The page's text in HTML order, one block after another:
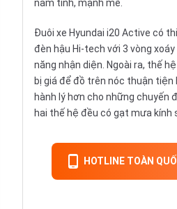
nam tính, mạnh mẽ.
Đuôi xe Hyundai i20 Active có
đèn hậu Hi-tech với 3 vòng
năng nhận diện. Ngoài ra, thế
bị giá để đồ trên nóc thuận tiện
hành lý hơn cho những chuyến
hai thế hệ đều có gạt mưa kính
HOTLINE TOÀN